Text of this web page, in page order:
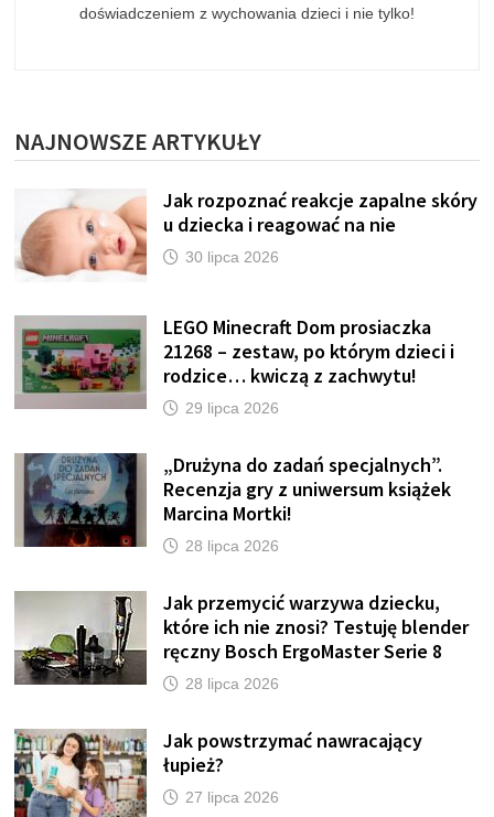
doświadczeniem z wychowania dzieci i nie tylko!
NAJNOWSZE ARTYKUŁY
Jak rozpoznać reakcje zapalne skóry
u dziecka i reagować na nie
30 lipca 2026
LEGO Minecraft Dom prosiaczka
21268 – zestaw, po którym dzieci i
rodzice… kwiczą z zachwytu!
29 lipca 2026
„Drużyna do zadań specjalnych”.
Recenzja gry z uniwersum książek
Marcina Mortki!
28 lipca 2026
Jak przemycić warzywa dziecku,
które ich nie znosi? Testuję blender
ręczny Bosch ErgoMaster Serie 8
28 lipca 2026
Jak powstrzymać nawracający
łupież?
27 lipca 2026